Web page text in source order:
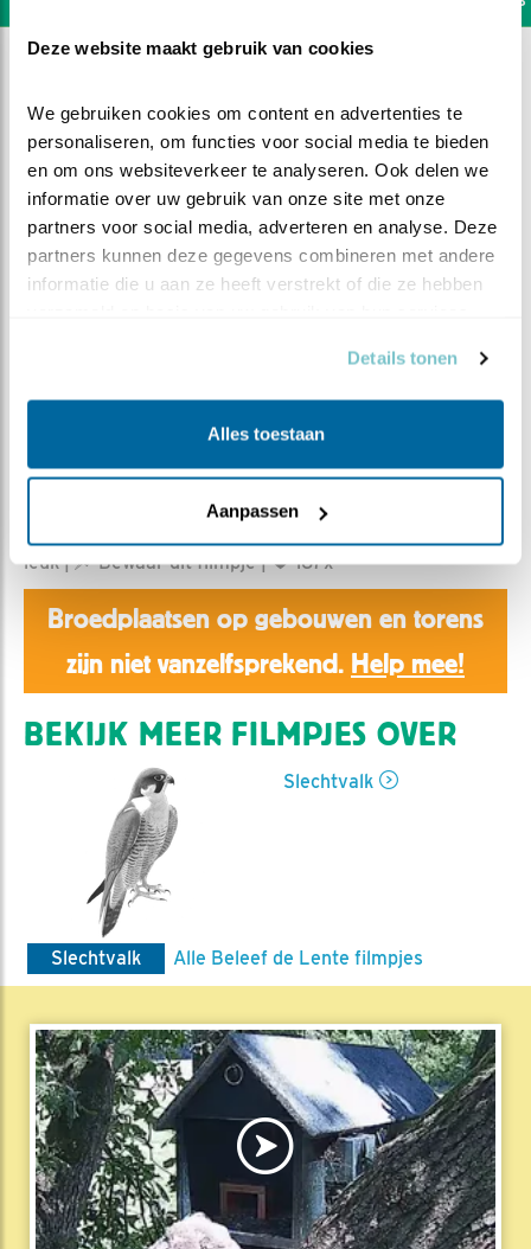
Deze website maakt gebruik van cookies
We gebruiken cookies om content en advertenties te
personaliseren, om functies voor social media te bieden
en om ons websiteverkeer te analyseren. Ook delen we
informatie over uw gebruik van onze site met onze
partners voor social media, adverteren en analyse. Deze
partners kunnen deze gegevens combineren met andere
informatie die u aan ze heeft verstrekt of die ze hebben
Details tonen
Alles toestaan
Aanpassen
DEEL DIT FILMPJE
Zondagochtend in De Mortel
leuk| Bewaar dit filmpje| 167x
Broedplaatsen op gebouwen en torens
zijn niet vanzelfsprekend. Help mee!
BEKIJK MEER FILMPJES OVER
Slechtvalk
Slechtvalk Alle Beleef de Lente filmpjes